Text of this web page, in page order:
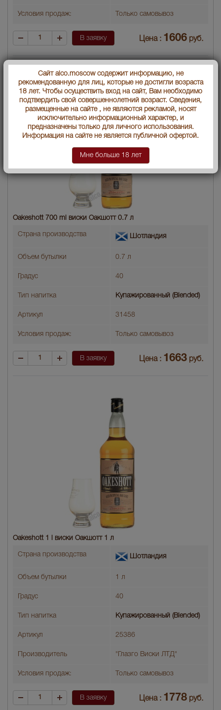
Условия продаж: Только самовывоз
В заявку Цена : 1606 руб.
Oakeshott 700 ml виски Оакшотт 0.7 л
Страна производства Шотландия
Объем бутылки 0.7 л
Градус 40
Тип напитка Купажированный (Blended)
Артикул 31458
Условия продаж: Только самовывоз
В заявку Цена : 1663 руб.
Oakeshott 1 l виски Оакшотт 1 л
Страна производства Шотландия
Объем бутылки 1 л
Градус 40
Тип напитка Купажированный (Blended)
Артикул 25386
Производитель "Глазго Виски ЛТД"
Условия продаж: Только самовывоз
В заявку Цена : 1778 руб.
Сайт alco.moscow содержит информацию, не
рекомендованную для лиц, которые не достигли возраста
18 лет. Чтобы осуществить вход на сайт, Вам необходимо
подтвердить свой совершеннолетний возраст. Сведения,
размещенные на сайте , не являются рекламой, носят
исключительно информационный характер, и
предназначены только для личного использования.
Информация на сайте не является публичной офертой.
Мне больше 18 лет